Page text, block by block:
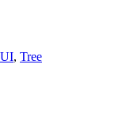
, Tree